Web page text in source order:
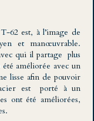
62 est, à l’image de
et manœuvrable.
qui il partage plus
été améliorée avec un
lisse afin de pouvoir
est porté à un
ont été améliorées,